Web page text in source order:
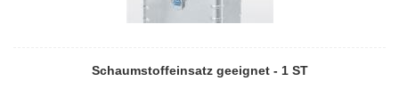
Schaumstoffeinsatz geeignet - 1 ST